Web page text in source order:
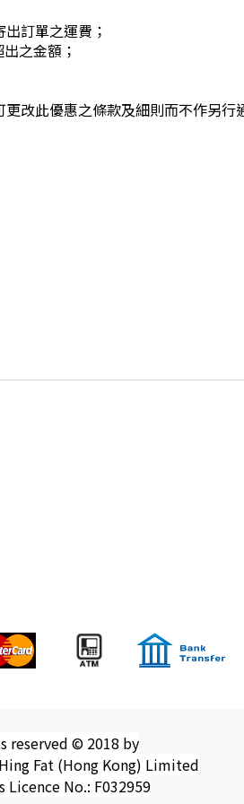
訂單之運費；
之金額；
改此優惠之條款及細則而不作另行
reserved © 2018 by
Fat (Hong Kong) Limited
Licence No.: F032959